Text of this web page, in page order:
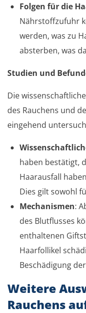
Folgen für die
Nährstoffzufuhr
werden, was zu
absterben, was
Studien und
Die
des Rauchens und
eingehend
haben bestätigt,
Haarausfall
Dies gilt sowohl
Mechanismen:
des Blutflusses
enthaltenen
Haarfollikel
Beschädigung
Weitere
Rauchens